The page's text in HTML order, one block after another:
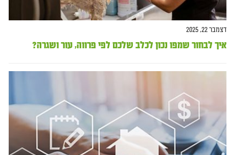
דצמבר 22, 2025
איך לבחור שמפו נכון לכלב שלכם לפי פרווה, עור ושגרה?